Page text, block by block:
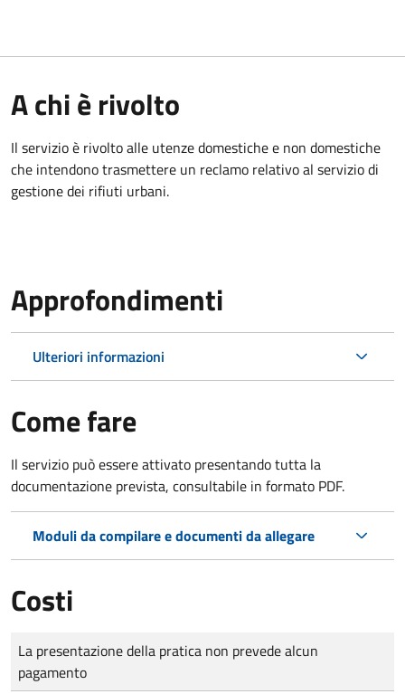
A chi è rivolto
Il servizio è rivolto alle utenze domestiche e non domestiche
che intendono trasmettere un reclamo relativo al servizio di
gestione dei rifiuti urbani.
Approfondimenti
Ulteriori informazioni
Come fare
Il servizio può essere attivato presentando tutta la
documentazione prevista, consultabile in formato PDF.
Moduli da compilare e documenti da allegare
Costi
Tipo di pagamento
Importo
La presentazione della pratica non prevede alcun
pagamento